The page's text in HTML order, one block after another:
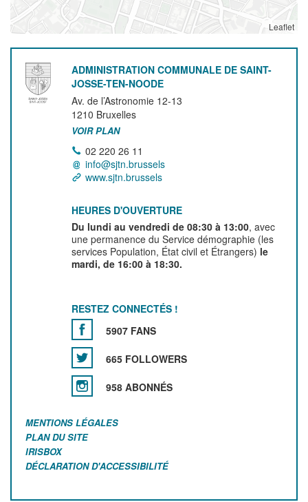
Leaflet
ADMINISTRATION COMMUNALE DE SAINT-
JOSSE-TEN-NOODE
Av. de l’Astronomie 12-13
1210 Bruxelles
VOIR PLAN
02 220 26 11
info@sjtn.brussels
www.sjtn.brussels
HEURES D'OUVERTURE
Du lundi au vendredi de 08:30 à 13:00, avec
une permanence du Service démographie (les
services Population, État civil et Étrangers) le
mardi, de 16:00 à 18:30.
RESTEZ CONNECTÉS !
5907 FANS
665 FOLLOWERS
958 ABONNÉS
MENTIONS LÉGALES
PLAN DU SITE
IRISBOX
DÉCLARATION D'ACCESSIBILITÉ